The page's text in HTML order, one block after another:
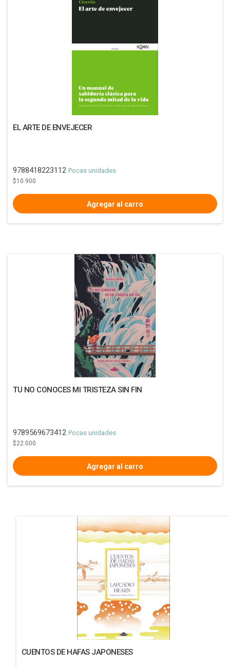
EL ARTE DE ENVEJECER
9788418223112 Pocas unidades
$10.900
TU NO CONOCES MI TRISTEZA SIN FIN
9789569673412 Pocas unidades
$22.000
CUENTOS DE HAFAS JAPONESES